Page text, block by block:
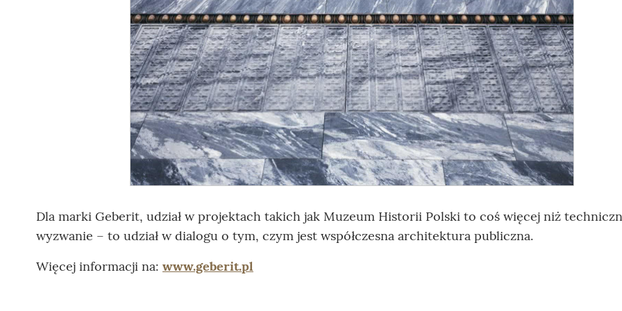
Dla marki Geberit, udział w projektach takich jak Muzeum Historii Polski to coś więcej niż
wyzwanie – to udział w dialogu o tym, czym jest współczesna architektura publiczna.
Więcej informacji na: www.geberit.pl